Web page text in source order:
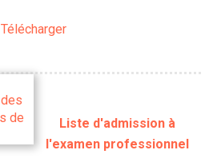
Télécharger
Liste d'admission à
l'examen professionnel